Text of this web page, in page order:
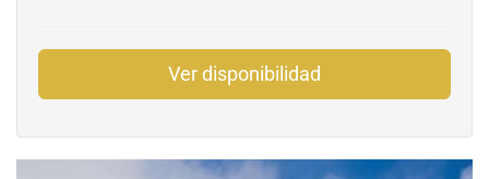
Ver disponibilidad